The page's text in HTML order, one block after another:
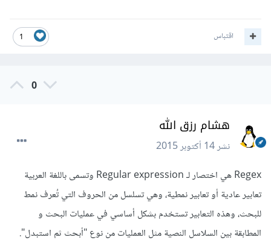
1 اقتباس
0
هشام رزق الله
نشر14 أكتوبر 2015
Regex هي اختصار لـ Regular expression وتسمى باللغة العربية
تعابير عادية أو تعابير نمطية، وهي تسلسل من الحروف التي تُعرف نمط
للبحث، وهذه التعابير تستخدم بشكل أساسي في عمليات البحث و
المطابقة بين السلاسل النصية مثل العمليات من نوع "أبحث ثم استبدل".